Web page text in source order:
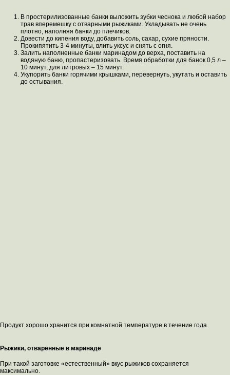
В простерилизованные банки выложить зубки чеснока и любой набор
трав вперемешку с отварными рыжиками. Укладывать не очень
плотно, наполняя банки до плечиков.
Довести до кипения воду, добавить соль, сахар, сухие пряности.
Прокипятить 3-4 минуты, влить уксус и снять с огня.
Залить наполненные банки маринадом до верха, поставить на
водяную баню, пропастеризовать. Время обработки для банок 0,5 л –
10 минут, для литровых – 15 минут.
Укупорить банки горячими крышками, перевернуть, укутать и оставить
до остывания.
Продукт хорошо хранится при комнатной температуре в течение года.
Рыжики, отваренные в маринаде
При такой заготовке «естественный» вкус рыжиков сохраняется
максимально.